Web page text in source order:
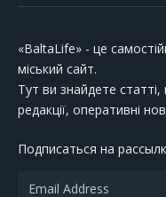
«BaltaLife» - це
міський сайт.
Тут ви знайдете статті,
редакції, оперативні
Подписаться на